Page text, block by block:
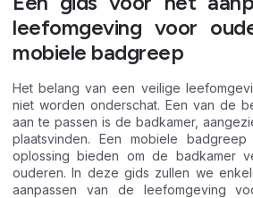
leefomgeving voor
mobiele badgreep
Het belang van een veilige
niet worden onderschat. Een van de
aan te passen is de badkamer,
plaatsvinden. Een mobiele
oplossing bieden om de badkamer
ouderen. In deze gids zullen we
aanpassen van de leefomgeving